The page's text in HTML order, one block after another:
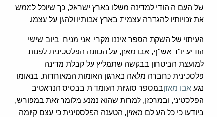
של העם היהודי למדינה משלו בארץ ישראל, כך שיוכל לממש
את זכויותיו להגדרה עצמית בארץ אבותיו ולהגן על עצמו.
העיתוי של השקת הספר איננו מקרי, אני מניח. ביום שישי
הודיע יו"ר אש"ף, אבו מאזן, על הכוונה הפלסטינית לפנות
למועצת הביטחון בבקשה שתמליץ על קבלת מדינה
פלסטינית כחברה מלאה בארגון האומות המאוחדות. בנאומו
נגע אבו מאזןבמספר סוגיות העומדות בבסיס הנראטיב
הפלסטיני, ובמרכזן, למרות שהוא נמנע מלומר זאת במפורש,
ביודעו כי כל העולם מאזין, הטענה הפלסטינית כי עצם קיומה